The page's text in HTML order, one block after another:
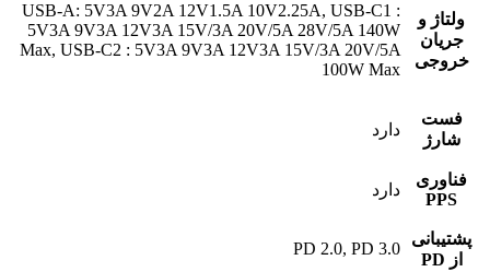
ولتاژ و
جریان
خروجی
USB-A: 5V3A 9V2A 12V1.5A 10V2.25A, USB-C1 :
5V3A 9V3A 12V3A 15V/3A 20V/5A 28V/5A 140W
Max, USB-C2 : 5V3A 9V3A 12V3A 15V/3A 20V/5A
100W Max
فست
شارژ
دارد
فناوری
PPS
دارد
پشتیبانی
از PD
PD 2.0, PD 3.0